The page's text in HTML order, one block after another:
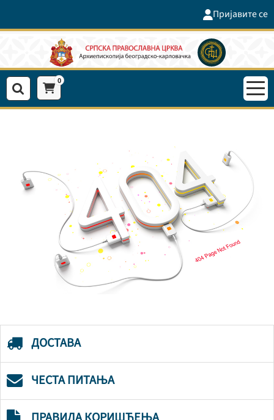
Пријавите се
0
ДОСТАВА
ЧЕСТА ПИТАЊА